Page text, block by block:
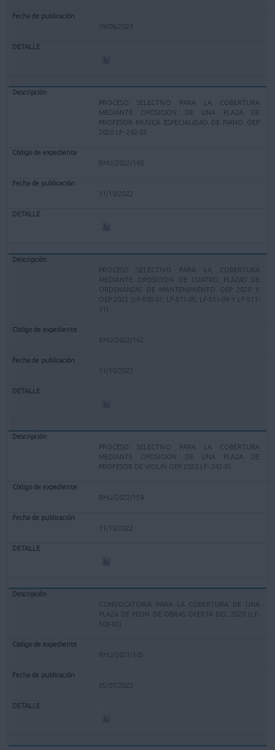
09/06/2023
PROCESO SELECTIVO PARA LA COBERTURA
MEDIANTE OPOSICION DE UNA PLAZA DE
PROFESOR MUSICA ESPECIALIDAD DE PIANO OEP
2020 LF- 242-03
RHU/2022/160
11/10/2022
PROCESO SELECTIVO PARA LA COBERTURA
MEDIANTE OPOSICION DE CUATRO PLAZAS DE
ORDENANZAS DE MANTENIMIENTO OEP 2020 Y
OEP 2022 (LF-500-01, LF-511-05, LF-511-09 Y LF-511-
11)
RHU/2022/162
11/10/2022
PROCESO SELECTIVO PARA LA COBERTURA
MEDIANTE OPOSICION DE UNA PLAZA DE
PROFESOR DE VIOLIN OEP 2020 LF- 242-01
RHU/2022/159
11/10/2022
CONVOCATORIA PARA LA COBERTURA DE UNA
PLAZA DE PEON DE OBRAS OFERTA DEL 2020 (LF-
500-03)
RHU/2021/105
05/07/2022